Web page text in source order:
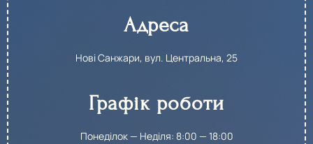
Адреса
Нові Санжари, вул. Центральна, 25
Графік роботи
Понеділок — Неділя: 8:00 — 18:00